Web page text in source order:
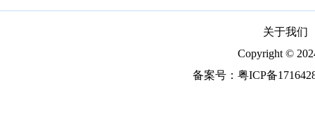
关于我们
Copyright ©
备案号： 粤ICP备